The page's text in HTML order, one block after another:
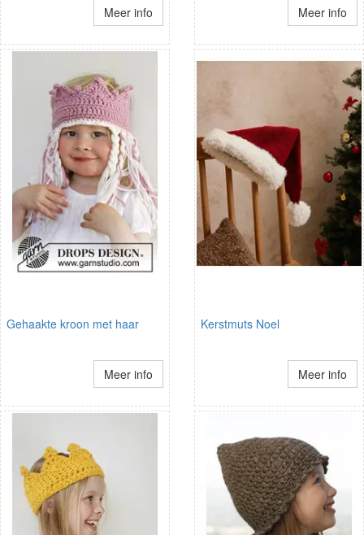
Meer info Meer info
Gehaakte kroon met haar
Meer info
Kerstmuts Noel
Meer info